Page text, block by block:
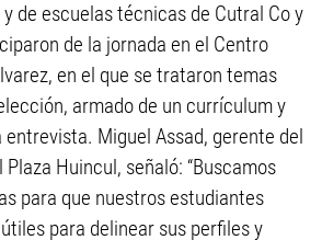
de escuelas técnicas de Cutral Co y
de la jornada en el Centro
en el que se trataron temas
armado de un currículum y
entrevista. Miguel Assad, gerente del
Huincul, señaló: “Buscamos
para que nuestros estudiantes
para delinear sus perfiles y